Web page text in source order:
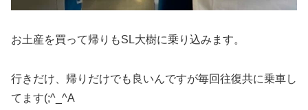
お土産を買って帰りもSL大樹に乗り込みます。
行きだけ、帰りだけでも良いんですが毎回往復共に乗車し
てます(;^_^A